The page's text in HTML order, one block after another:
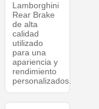
Lamborghini
Rear Brake
de alta
calidad
utilizado
para una
apariencia y
rendimiento
personalizados.